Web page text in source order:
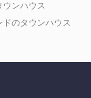
ウンハウス
ドのタウンハウス